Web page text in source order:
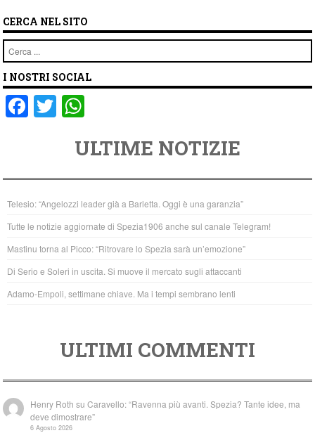
CERCA NEL SITO
Cerca
I NOSTRI SOCIAL
F
e
b
o
o
k
T
er
at
s
A
p
p
ULTIME NOTIZIE
Telesio: “Angelozzi leader già a Barletta. Oggi è una garanzia”
Tutte le notizie aggiornate di Spezia1906 anche sul canale Telegram!
Mastinu torna al Picco: “Ritrovare lo Spezia sarà un’emozione”
Di Serio e Soleri in uscita. Si muove il mercato sugli attaccanti
Adamo-Empoli, settimane chiave. Ma i tempi sembrano lenti
ULTIMI COMMENTI
Henry Roth suCaravello: “Ravenna più avanti. Spezia? Tante idee, ma
deve dimostrare”
6 Agosto 2026